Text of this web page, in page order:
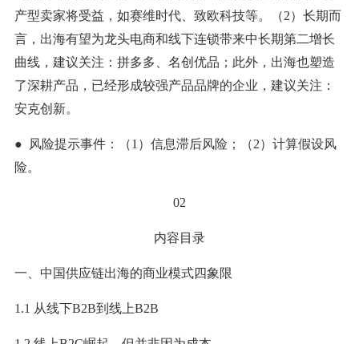
产型卖家将受益，如赛维时代、致欧科技等。（2）长期而
言，出海有望为龙头电商和线下连锁带来中长期第二增长
曲线，建议关注：拼多多、名创优品；此外，出海也塑造
了深耕产品，已经形成较强产品品牌的企业，建议关注：
安克创新。
● 风险提示事件：（1）信息滞后风险；（2）计算假设风
险。
02
内容目录
一、中国供应链出海的商业模式四象限
1.1 从线下B2B到线上B2B